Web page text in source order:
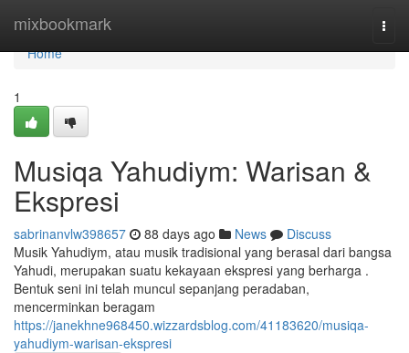
mixbookmark
Home
Home
1
Musiqa Yahudiym: Warisan &
Ekspresi
sabrinanvlw398657 88 days ago News
Discuss
Musik Yahudiym, atau musik tradisional yang berasal dari bangsa
Yahudi, merupakan suatu kekayaan ekspresi yang berharga .
Bentuk seni ini telah muncul sepanjang peradaban,
mencerminkan beragam
https://janekhne968450.wizzardsblog.com/41183620/musiqa-
yahudiym-warisan-ekspresi